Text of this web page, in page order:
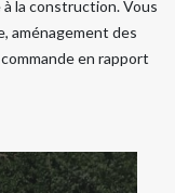
la construction. Vous
aménagement des
en rapport